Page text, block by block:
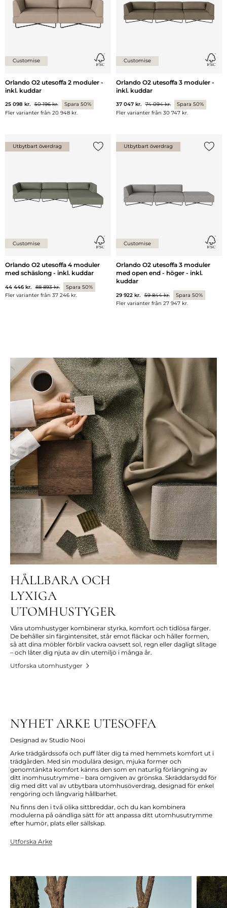
Customise
Orlando O2 utesoffa 2 moduler -
inkl. kuddar
25 098 kr. 50 196 kr.
Spara 50%
Fler varianter från 20 948 kr.
Customise
Orlando O2 utesoffa 3 moduler -
inkl. kuddar
37 047 kr. 74 094 kr.
Spara 50%
Fler varianter från 30 747 kr.
Utbytbart överdrag
Customise
Orlando O2 utesoffa 4 moduler
med schäslong - inkl. kuddar
44 446 kr. 88 893 kr.
Spara 50%
Fler varianter från 37 246 kr.
Utbytbart överdrag
Customise
Orlando O2 utesoffa 3 moduler
med open end - höger - inkl.
kuddar
29 922 kr. 59 844 kr.
Spara 50%
Fler varianter från 27 947 kr.
HÅLLBARA OCH
LYXIGA
UTOMHUSTYGER
Våra utomhustyger kombinerar styrka, komfort och tidlösa färger.
De behåller sin färgintensitet, står emot fläckar och håller formen,
så att dina möbler förblir vackra oavsett sol, regn eller dagligt slitage
– och låter dig njuta av din utemiljö i många år.
Utforska utomhustyger
NYHET ARKE UTESOFFA
Designad av Studio Nooi
Arke trädgårdssofa och puff låter dig ta med hemmets komfort ut i
trädgården. Med sin modulära design, mjuka former och
genomtänkta komfort känns den som en naturlig förlängning av
ditt inomhusutrymme – bara omgiven av grönska. Skräddarsydd för
dig med ditt val av utbytbara utomhusöverdrag, designad för enkel
rengöring och långvarig hållbarhet.
Nu finns den i två olika sittbreddar, och du kan kombinera
modulerna på oändliga sätt för att anpassa ditt utomhusutrymme
efter humör, plats eller sällskap.
Utforska Arke